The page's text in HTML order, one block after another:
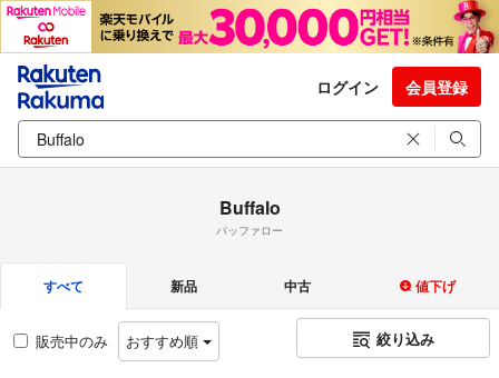
ログイン 会員登録
Buffalo
バッファロー
すべて 新品 中古 値下げ
販売中のみ おすすめ順 絞り込み